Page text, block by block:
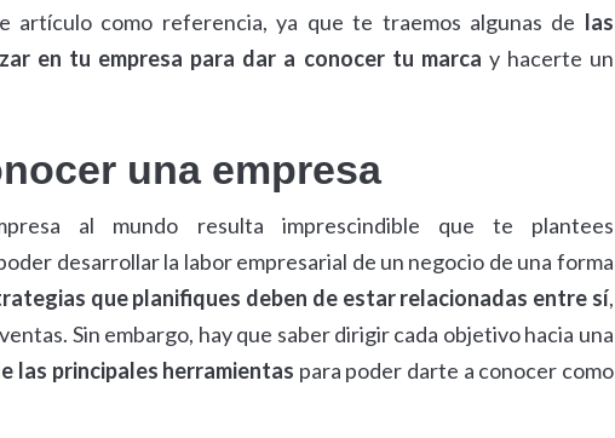
artículo como referencia, ya que te traemos algunas de las
en tu empresa para dar a conocer tu marca y hacerte un
una empresa
al mundo resulta imprescindible que te plantees
desarrollar la labor empresarial de un negocio de una forma
que planifiques deben de estar relacionadas entre sí,
Sin embargo, hay que saber dirigir cada objetivo hacia una
las principales herramientas para poder darte a conocer como